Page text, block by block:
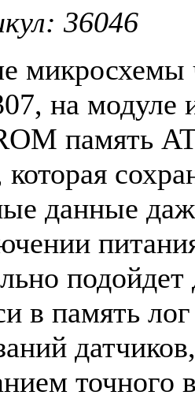
36046
микросхемы
на модуле
память
которая
данные
подойдет
в память лог
точного